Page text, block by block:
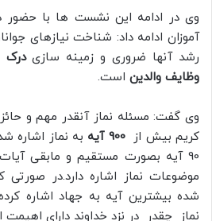
وی در ادامه این نشست ها با حضور
آموزان ادامه داد: شناخت نیازهای
رشد آنها ضروری و زمینه سازیدرک
وظایف والدین است.
وی گفت: مسئله نماز آنقدر مهم و
کریم بیش از
900 آیه
90 آیه بصورت مستقیم و مابقی
موضوعات نماز اشاره دارد.در
شده بیشترین آیه به جهاد اشاره
نماز چقدر در نزد خداوند دارای